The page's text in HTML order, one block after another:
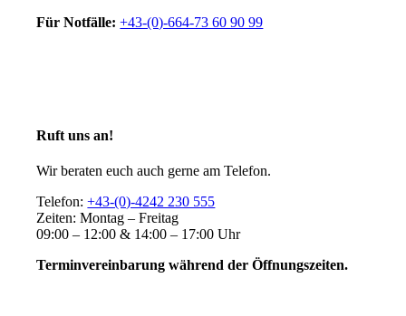
Für Notfälle: +43-(0)-664-73 60 90 99
Ruft uns an!
Wir beraten euch auch gerne am Telefon.
Telefon:+43-(0)-4242 230 555
Zeiten: Montag – Freitag
09:00 – 12:00 & 14:00 – 17:00 Uhr
Terminvereinbarung während der Öffnungszeiten.